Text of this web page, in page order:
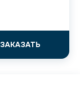
ЗАКАЗАТЬ